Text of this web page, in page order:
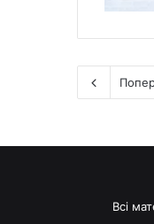
Всі